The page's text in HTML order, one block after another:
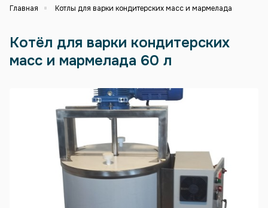
Главная Котлы для варки кондитерских масс и мармелада
Котёл для варки кондитерских
масс и мармелада 60 л